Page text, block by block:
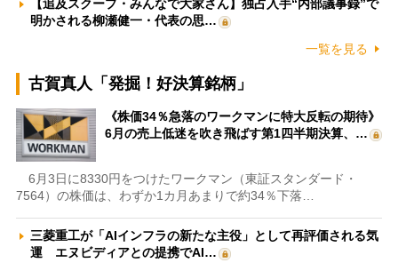
【追及スクープ・みんなで大家さん】独占入手“内部議事録”で
明かされる柳瀬健一・代表の思…
一覧を見る
古賀真人「発掘！好決算銘柄」
《株価34％急落のワークマンに特大反転の期待》
6月の売上低迷を吹き飛ばす第1四半期決算、…
6月3日に8330円をつけたワークマン（東証スタンダード・
7564）の株価は、わずか1カ月あまりで約34％下落…
三菱重工が「AIインフラの新たな主役」として再評価される気
運 エヌビディアとの提携でAI…